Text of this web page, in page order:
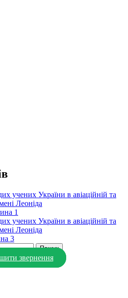
учених України в авіаційній та
Леоніда
1
учених України в авіаційній та
Леоніда
3
звернення